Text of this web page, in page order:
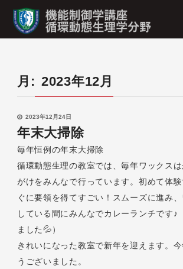
月: 2023年12月
2023年12月24日
年末大掃除
毎年恒例の年末大掃除
循環動態生理の教室では、毎年ワックス
がけをみんなで行っています。初めて体
ぐに要領を得てすごい！スムーズに進み
している間にみんなでカレーランチです♪
ました💦）
きれいになった教室で新年を迎えます。
うございました。